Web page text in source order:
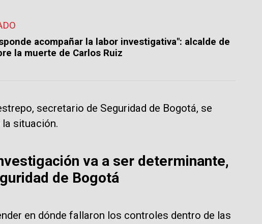
acompañar la labor investigativa": alcalde de
la muerte de Carlos Ruiz
secretario de Seguridad de Bogotá, se
situación.
va a ser determinante,
de Bogotá
en dónde fallaron los controles dentro de las